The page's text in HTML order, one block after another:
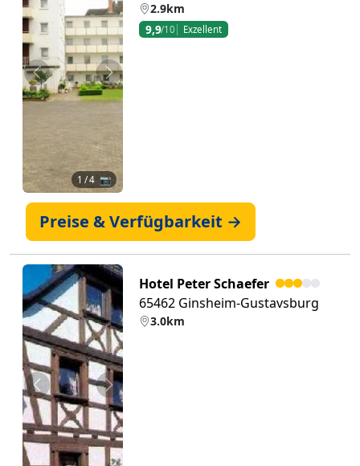
Zurück Weiter
1 / 4 📷
2.9km
9,9/10 Exzellent
Preise & Verfügbarkeit →
Zurück Weiter
Hotel Peter Schaefer
65462 Ginsheim-Gustavsburg
3.0km